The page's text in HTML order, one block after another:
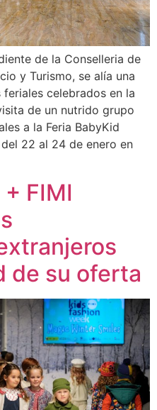
de la Conselleria de
y Turismo, se alía una
celebrados en la
de un nutrido grupo
a la Feria BabyKid
22 al 24 de enero en
FIMI
de su oferta